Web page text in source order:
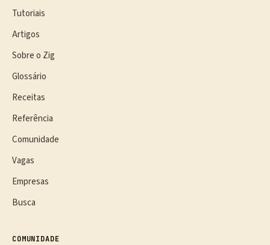
Tutoriais
Artigos
Sobre o Zig
Glossário
Receitas
Referência
Comunidade
Vagas
Empresas
Busca
COMUNIDADE